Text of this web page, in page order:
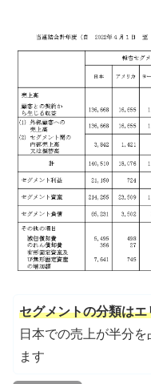
セグメントの分類はエ
日本での売上が半分
ます